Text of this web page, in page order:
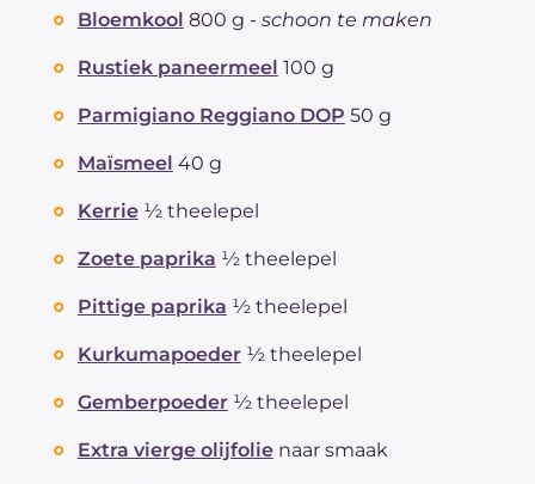
Bloemkool 800 g - schoon te maken
Rustiek paneermeel 100 g
Parmigiano Reggiano DOP 50 g
Maïsmeel 40 g
Kerrie ½ theelepel
Zoete paprika ½ theelepel
Pittige paprika ½ theelepel
Kurkumapoeder ½ theelepel
Gemberpoeder ½ theelepel
Extra vierge olijfolie naar smaak